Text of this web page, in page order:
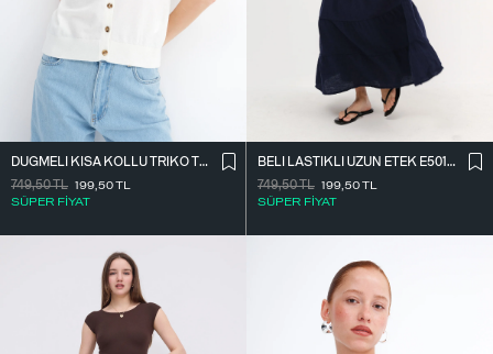
DÜĞMELI KISA KOLLU TRIKO T261019
749,50TL 199,50TL
SÜPER FİYAT
BELI LASTIKLI UZUN ETEK E5017-W1
749,50TL 199,50TL
SÜPER FİYAT